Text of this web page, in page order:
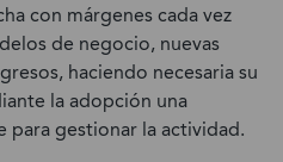
con márgenes cada vez
de negocio, nuevas
haciendo necesaria su
la adopción una
para gestionar la actividad.